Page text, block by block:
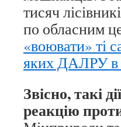
тисяч
по обласним
«воювати» ті
яких ДАЛРУ в
Звісно, такі
реакцію